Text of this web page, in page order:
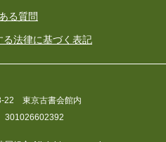
る質問
る法律に基づく表記
22 東京古書会館内